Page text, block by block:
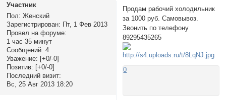
Участник
Пол: Женский
Зарегистрирован: Пт, 1 Фев 2013
Провел на форуме:
1 час 35 минут
Сообщений: 4
Уважение: [+0/-0]
Позитив: [+0/-0]
Последний визит:
Вс, 25 Авг 2013 18:20
Продам рабочий холодильник
за 1000 руб. Самовывоз.
Звонить по телефону
89295435265
0